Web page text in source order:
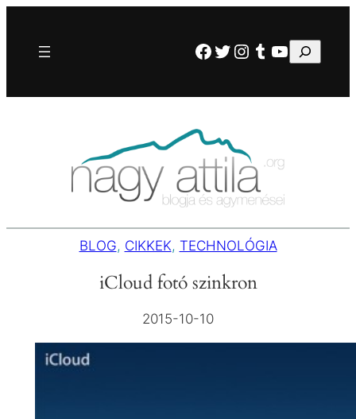
tartalomhoz
Facebook
Twitter
Instagram
Tumblr
YouTube
Keresés
BLOG, CIKKEK, TECHNOLÓGIA
iCloud fotó szinkron
2015-10-10